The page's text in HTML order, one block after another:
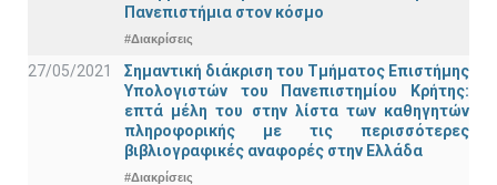
Πανεπιστήμια στον κόσμο
#Διακρίσεις
27/05/2021
Σημαντική διάκριση του Τμήματος Επιστήμης
Υπολογιστών του Πανεπιστημίου Κρήτης:
επτά μέλη του στην λίστα των καθηγητών
πληροφορικής με τις περισσότερες
βιβλιογραφικές αναφορές στην Ελλάδα
#Διακρίσεις